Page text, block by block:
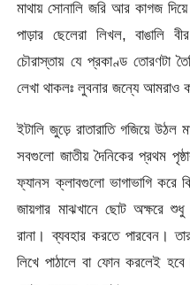
মাথায় সোনালি জরি আর কাগজ
পাড়ার ছেলেরা লিখল, বাঙালি
চৌরাস্তায় যে প্রকাণ্ড তোরণটা
লেখা থাকলঃ লুবনার জন্যে আমরাও
ইটালি জুড়ে রাতারাতি গজিয়ে
সবগুলো জাতীয় দৈনিকের প্রথম
ফ্যানস ক্লাবগুলো ভাগাভাগি করে
জায়গার মাঝখানে ছোট অক্ষরে
রানা। ব্যবহার করতে পারবেন।
লিখে পাঠালে বা ফোন করলেই